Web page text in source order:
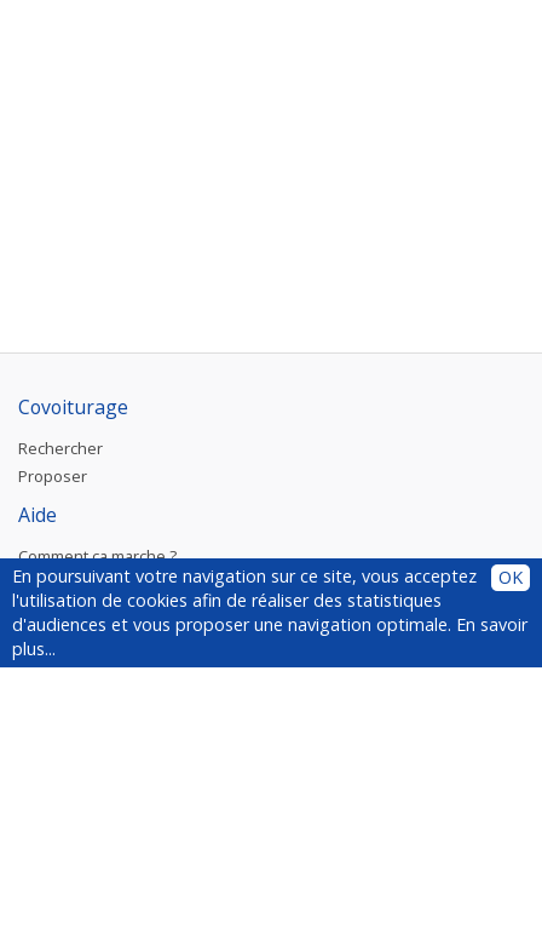
Covoiturage
Rechercher
Proposer
Aide
Comment ça marche ?
Plugin
Installer le plugin
Questions fréquentes
OK
En poursuivant votre navigation sur ce site, vous acceptez
l'utilisation de cookies afin de réaliser des statistiques
d'audiences et vous proposer une navigation optimale. En savoir
plus...